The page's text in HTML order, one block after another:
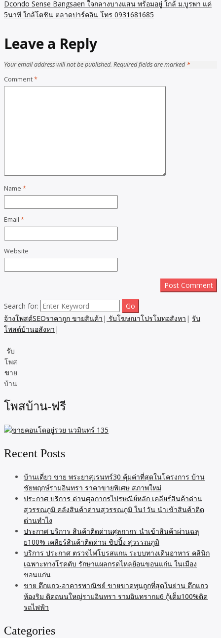
Dcondo Sense Bangsaen ใจกลางบางแสน พร้อมอยู่ ใกล้ ม.บูรพา แค่
5นาที ใกล้โตชิน ตลาดปาร์คอิน โทร 0931681685
Leave a Reply
Your email address will not be published. Required fields are marked*
Comment*
Name *
Email *
Website
Search for:
จ้างโพสต์SEOราคาถูก ขายสินค้า | รับโฆษณาโปรโมทอสังหา | รับ
โพสต์บ้านอสังหา |
รับ
โพส
ขาย
บ้าน
โพสบ้าน-ฟรี
Recent Posts
บ้านเดี่ยว ขาย พระยาสุเรนทร์30 คุ้มค่าที่สุดในโครงการ บ้าน
ชัยพฤกษ์รามอินทรา ราคาขายพิเศษ สภาพใหม่
ประกาศ บริการ ด่านศุลกากรไปรษณีย์หลัก เคลียร์สินค้าด่าน
สุวรรณภูมิ คลังสินค้าด่านสุวรรณภูมิ ใน1วัน นำเข้าสินค้าติด
ด่านทำไง
ประกาศ บริการ สินค้าติดด่านศุลกากร นำเข้าสินค้าผ่านฉลุ
ย100% เคลียร์สินค้าติดด่าน ชิปปิ้ง สุวรรณภูมิ
บริการ ประกาศ ตรวจไฟโบรสแกน ระบบทางเดินอาหาร คลินิก
เฉพาะทางโรคตับ รักษาแผลกรดไหลย้อนขอนแก่น ในเมือง
ขอนแก่น
ขาย ตึกแถว-อาคารพาณิชย์ ขายขาดทุนถูกที่สุดในย่าน ตึกแถว
ห้องริม ติดถนนใหญ่รามอินทรา รามอินทรากม6 กู้เต็ม100%ติด
รถไฟฟ้า
Categories